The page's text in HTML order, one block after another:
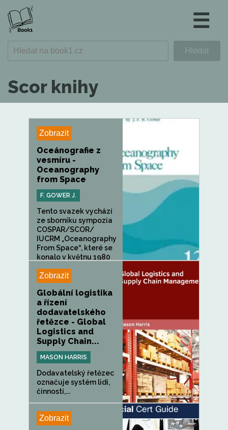
☰
Scor knihy
Zobrazit
Oceánografie z
vesmíru -
Oceanography
from Space
F. GOWER J.
Tento svazek vychází
ze sborníku sympozia
COSPAR/SCOR/
IUCRM „Oceanography
From Space“, které se
konalo v květnu 1980
Zobrazit
Globální logistika
a řízení
dodavatelského
řetězce - Global
Logistics and
Supply Chain...
MASON HARRIS
Dodavatelský řetězec
označuje systém lidí,
činností,...
Zobrazit